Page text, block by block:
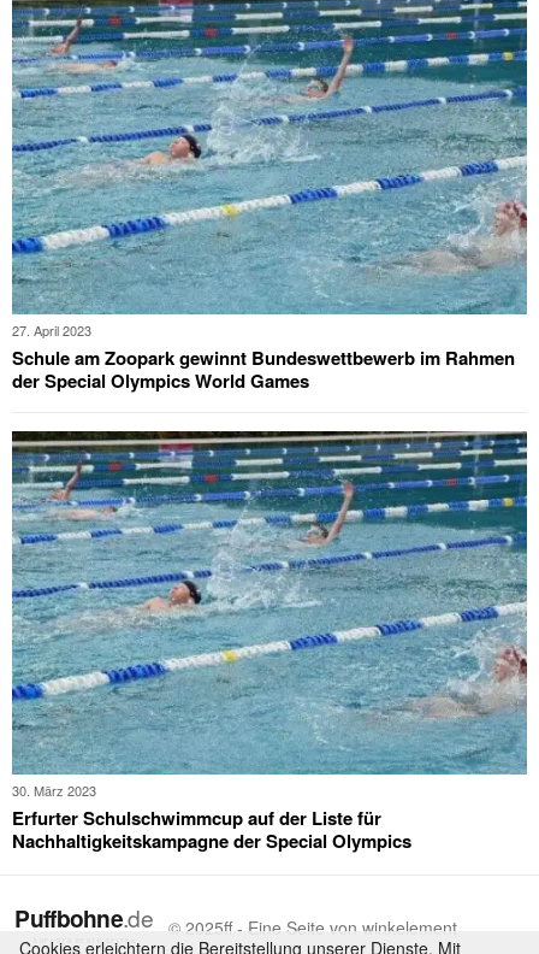
27. April 2023
Schule am Zoopark gewinnt Bundeswettbewerb im Rahmen
der Special Olympics World Games
30. März 2023
Erfurter Schulschwimmcup auf der Liste für
Nachhaltigkeitskampagne der Special Olympics
© 2025ff - Eine Seite von winkelement
Cookies erleichtern die Bereitstellung unserer Dienste. Mit